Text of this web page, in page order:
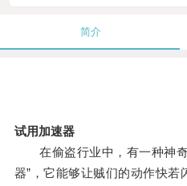
简介
试用加速器
在偷盗行业中，有一种神奇
器”，它能够让贼们的动作快若